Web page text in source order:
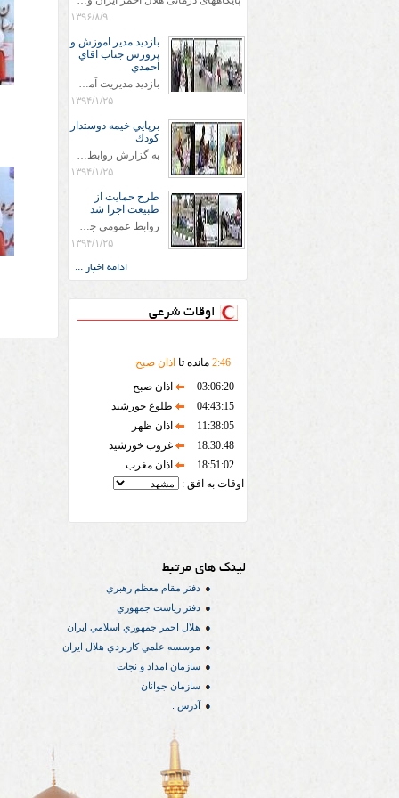
۱۳۹۶/۸/۹
بازديد مدير اموزش و
پرورش جناب اقاي
احمدي
بازديد مديريت آموزش و پروش جناب اقاي احمدي به همراه اعضاي ستاد اسكان آموزش و پروش شهرستان سرخس در ساعت 11:30 در مورخه 11/1/1394 صورت گرفت و مسئولین با حضور در پست مسافرين نوروزی كه جمعیت هلال احمر شهرستان از نزدیک در جریان روند اجرای طرح های قرار گرفتند .
۱۳۹۴/۱/۲۵
برپايي خيمه دوستدار
كودك
به گزارش روابط عمومي جمعيت هلال احمر شهرستان سرخس علاوه بر اجرای خدمات امدادی، راهنمایی های گردشگری و موقعیت های جغرافیایی و برپایی چادرهای سلامت به منظور سنجش رایگان فشار و قندخون مسافران، ، خيمه هايي.با عنوان دوستدار کودک تجهیزشده که دراین فضا کودکان مراجعه کننده از طریق نقاشی و سایر هنرهای تجسمی با مفاهیم جمعیت هلال احمر و اصول هفتگانه آن آشنا می شوند. به دليل حضور چشم گير كودكان و خانواده ها سعی شده در قالب های متناسب با سنین کودکان مراجعه کنند
۱۳۹۴/۱/۲۵
طرح حمايت از
طبيعت اجرا شد
روابط عمومي جمعيت هلال احمر سرخس جمعيت هلال احمر سرخس در روز طبيعت جوانان جمعيت هلال احمر سرخس در راستاي حفاظت و حمايت از محيط زيست با انگيزه داشتن طبيعت زيبا و بدون زباله و جهت فرهنگ سازي طرح حمايت از طبيعت را اجرا نمودند. اين طرح با رويكرد حمايتي و اموزشي در خصوص اشتي باطبيعت اجرا شد و در اين طرح 700 عدد كيسه زباله وبروشور در خروجي هاي شهر بين همشهريان و مسافرين نوروزي توزيع گرديد و در راه بازگشت كيسه هاي زباله توسط همشهريان به مامورين محترم شهرداري مستقر در ورودي شهر
۱۳۹۴/۱/۲۵
ادامه اخبار ...
اوقات شرعی
2:46 مانده تا اذان صبح
03:06:20
اذان صبح
04:43:15
طلوع خورشید
11:38:05
اذان ظهر
18:30:48
غروب خورشید
18:51:02
اذان مغرب
اوقات به افق :
لینک های مرتبط
دفتر مقام معظم رهبري
دفتر رياست جمهوري
هلال احمر جمهوري اسلامي ايران
موسسه علمي كاربردي هلال ایران
سازمان امداد و نجات
سازمان جوانان
آدرس :